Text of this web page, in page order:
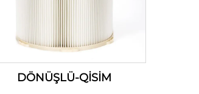
DÖNÜŞLÜ-QİSİM